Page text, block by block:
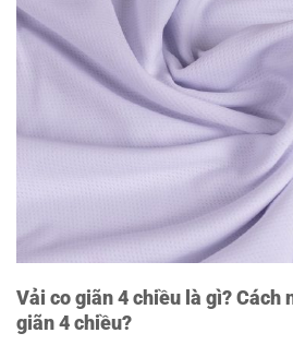
Vải co giãn 4 chiều là gì? Cách
giãn 4 chiều?